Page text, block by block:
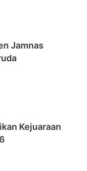
Jamnas
Kejuaraan